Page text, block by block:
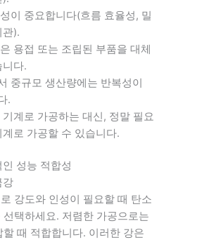
이 중요합니다(흐름 효율성, 밀
관).
용접 또는 조립된 부품을 대체
니다.
중규모 생산량에는 반복성이
.
기계로 가공하는 대신, 정말 필요
계로 가공할 수 있습니다.
성능 적합성
강
강도와 인성이 필요할 때 탄소
택하세요. 저렴한 가공으로는
때 적합합니다. 이러한 강은